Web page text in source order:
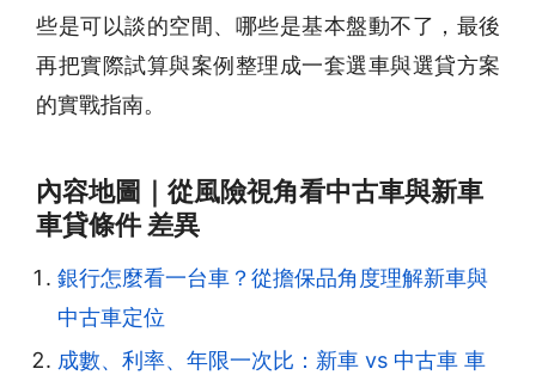
些是可以談的空間、哪些是基本盤動不了，最後
再把實際試算與案例整理成一套選車與選貸方案
的實戰指南。
內容地圖｜從風險視角看中古車與新車
車貸條件 差異
銀行怎麼看一台車？從擔保品角度理解新車與
中古車定位
成數、利率、年限一次比：新車 vs 中古車 車